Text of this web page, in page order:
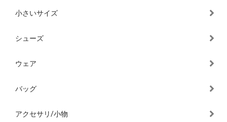
小さいサイズ
シューズ
ウェア
バッグ
アクセサリ/小物